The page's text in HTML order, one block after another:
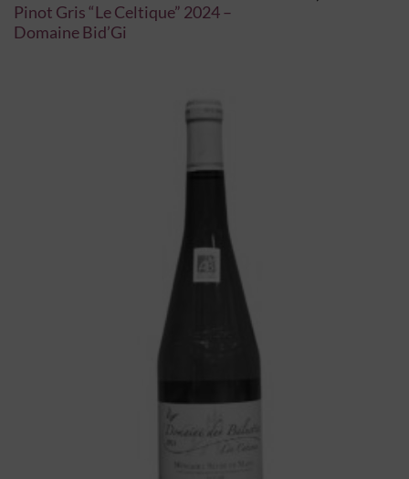
Pinot Gris “Le Celtique” 2024 –
Domaine Bid’Gi